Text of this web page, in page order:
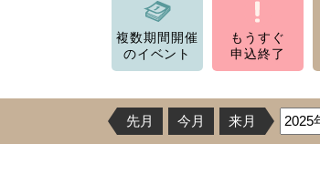
複数期間開催
のイベント
もうすぐ
申込終了
先月 今月 来月